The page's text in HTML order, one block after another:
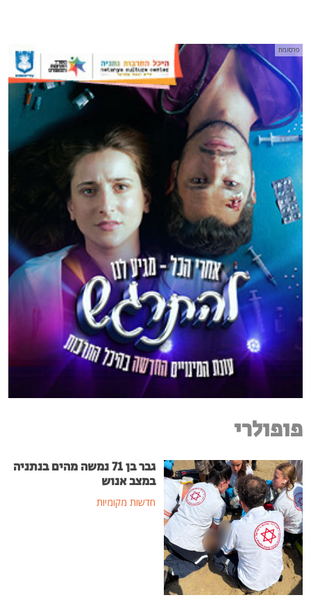
פרסומת
פופולרי
גבר בן 71 נמשה מהים בנתניה
במצב אנוש
חדשות מקומיות